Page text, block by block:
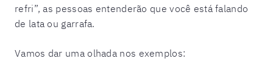
refri”, as pessoas entenderão que você está falando
de lata ou garrafa.
Vamos dar uma olhada nos exemplos: